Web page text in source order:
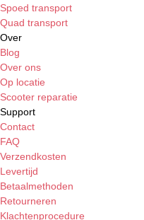
Spoed transport
Quad transport
Over
Blog
Over ons
Op locatie
Scooter reparatie
Support
Contact
FAQ
Verzendkosten
Levertijd
Betaalmethoden
Retourneren
Klachtenprocedure